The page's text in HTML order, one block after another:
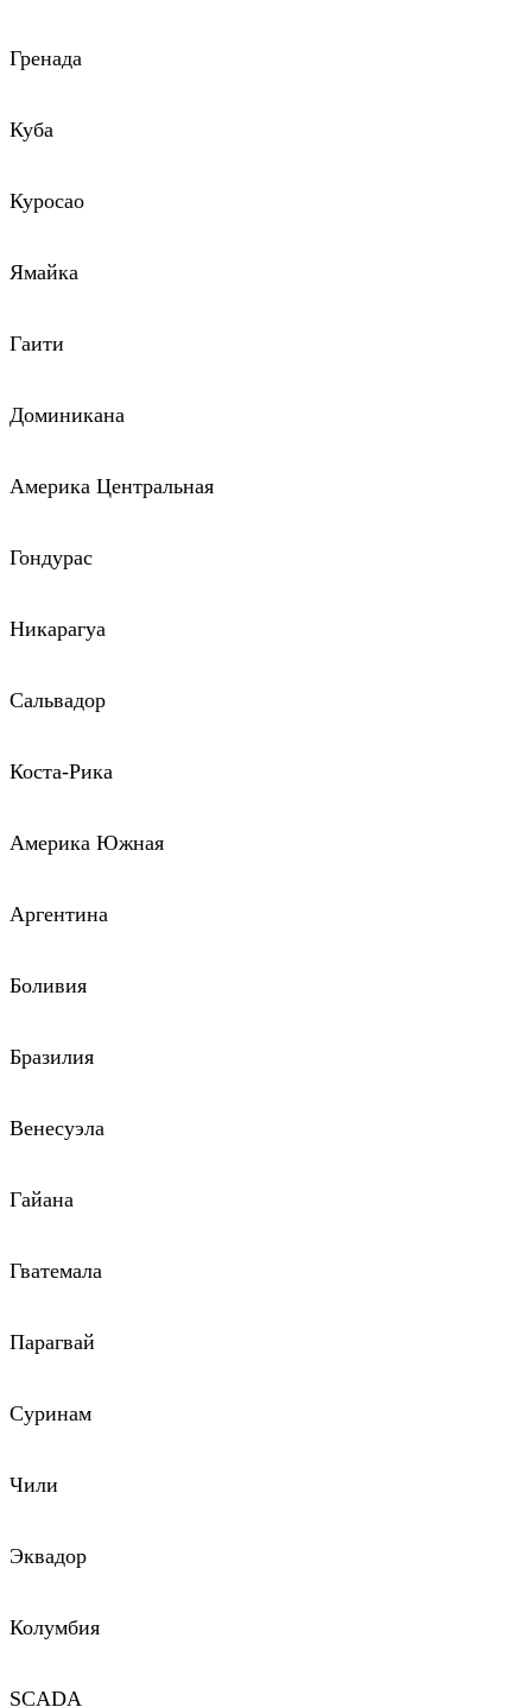
Гренада
Куба
Куросао
Ямайка
Гаити
Доминикана
Америка Центральная
Гондурас
Никарагуа
Сальвадор
Коста-Рика
Америка Южная
Аргентина
Боливия
Бразилия
Венесуэла
Гайана
Гватемала
Парагвай
Суринам
Чили
Эквадор
Колумбия
SCADA